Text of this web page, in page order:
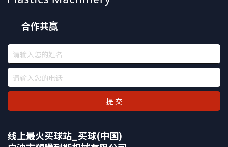
合作共赢
提 交
线上最火买球站_买球(中国)